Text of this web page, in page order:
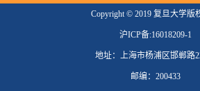
​Copyright © 2019 复旦大学版
沪ICP备:16018209-1
地址：上海市杨浦区邯郸路
邮编：200433